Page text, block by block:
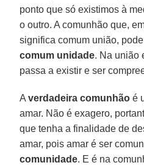
ponto que só existimos à
o outro. A comunhão que,
significa comum união,
comum unidade. Na união
passa a existir e ser
Averdadeira comunhão é
amar. Não é exagero,
que tenha a finalidade de
amar, pois amar é ser
comunidade. E é na